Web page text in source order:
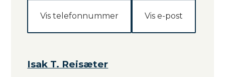
Vis telefonnummer Vis e-post
Isak T. Reisæter